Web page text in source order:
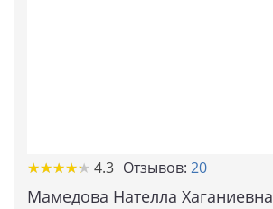
★★★★★
★★★★★ 4.3 Отзывов: 20
Мамедова Нателла Хаганиевна